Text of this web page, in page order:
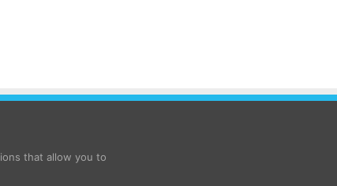
that allow you to